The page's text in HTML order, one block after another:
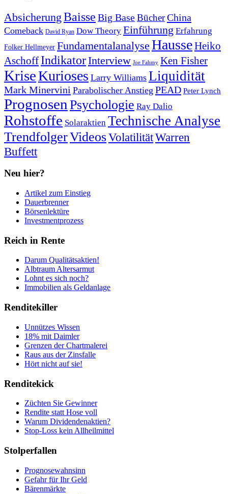
Absicherung Baisse Big BaseBücherChina
Comeback David Ryan Dow Theory Einführung Erfahrung
Folker Hellmeyer Fundamentalanalyse HausseHeiko
Aschoff IndikatorInterview Joe Fahmy Ken Fisher
KriseKurioses Larry Williams Liquidität
Mark Minervini Parabolischer Anstieg PEAD Peter Lynch
Prognosen Psychologie Ray Dalio
Rohstoffe Solaraktien Technische Analyse
TrendfolgerVideosVolatilitätWarren
Buffett
Neu hier?
Artikel zum Einstieg
Dauerbrenner
Börsenlektüre
Investmentprozess
Reich in Rente
Darum Qualitätsaktien!
Albtraum Altersarmut
Lohnt es sich noch?
Immobilien als Geldanlage
Renditekiller
Unnützes Wissen
18% mit Daimler
Grenzen der Chartmalerei
Raus aus der Zinsfalle
Hört nicht auf sie!
Renditekick
Züchten Sie Gewinner
Rendite statt Hose voll
Warum Dividendenaktien?
Stop-Loss kein Allheilmittel
Stolperfallen
Prognosewahnsinn
Gefahr für Ihr Geld
Bärenmärkte